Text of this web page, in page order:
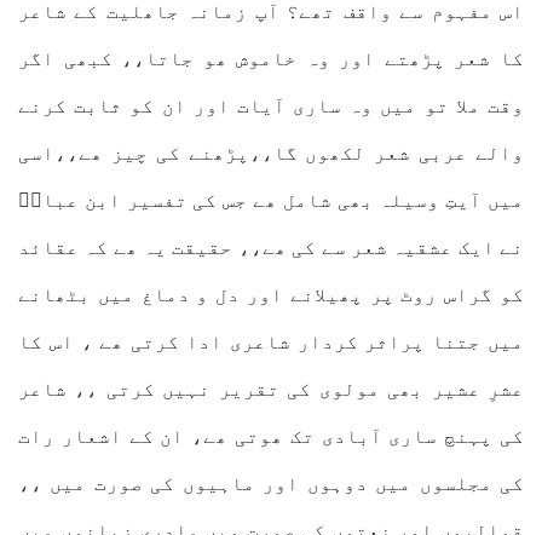
اس مفہوم سے واقف تھے؟ آپ زمانہ جاھلیت کے شاعر
کا شعر پڑھتے اور وہ خاموش ھو جاتا،، کبھی اگر
وقت ملا تو میں وہ ساری آیات اور ان کو ثابت کرنے
والے عربی شعر لکھوں گا،،پڑھنے کی چیز ھے،،اسی
میں آیتِ وسیلہ بھی شامل ھے جس کی تفسیر ابن عباسؓ
نے ایک عشقیہ شعر سے کی ھے،، حقیقت یہ ھے کہ عقائد
کو گراس روٹ پر پھیلانے اور دل و دماغ میں بٹھانے
میں جتنا پراثر کردار شاعری ادا کرتی ھے ، اس کا
عشرِ عشیر بھی مولوی کی تقریر نہیں کرتی ،، شاعر
کی پہنچ ساری آبادی تک ھوتی ھے، ان کے اشعار رات
کی مجلسوں میں دوہوں اور ماہیوں کی صورت میں ،،